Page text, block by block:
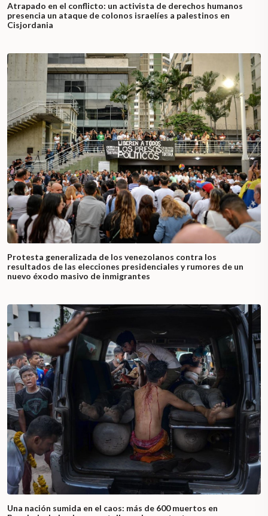
Atrapado en el conflicto: un activista de derechos humanos
presencia un ataque de colonos israelíes a palestinos en
Cisjordania
Protesta generalizada de los venezolanos contra los
resultados de las elecciones presidenciales y rumores de un
nuevo éxodo masivo de inmigrantes
Una nación sumida en el caos: más de 600 muertos en